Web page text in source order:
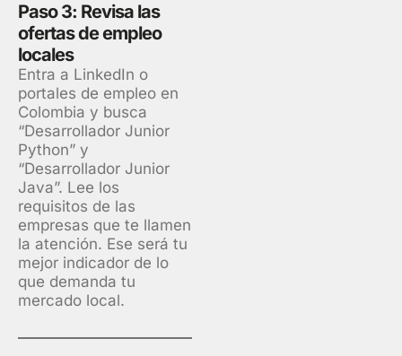
Paso 3: Revisa las
ofertas de empleo
locales
Entra a LinkedIn o
portales de empleo en
Colombia y busca
“Desarrollador Junior
Python” y
“Desarrollador Junior
Java”. Lee los
requisitos de las
empresas que te llamen
la atención. Ese será tu
mejor indicador de lo
que demanda tu
mercado local.